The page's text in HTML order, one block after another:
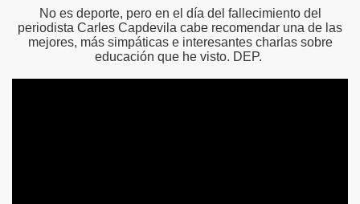
No es deporte, pero en el día del fallecimiento del
periodista Carles Capdevila cabe recomendar una de las
mejores, más simpáticas e interesantes charlas sobre
educación que he visto. DEP.